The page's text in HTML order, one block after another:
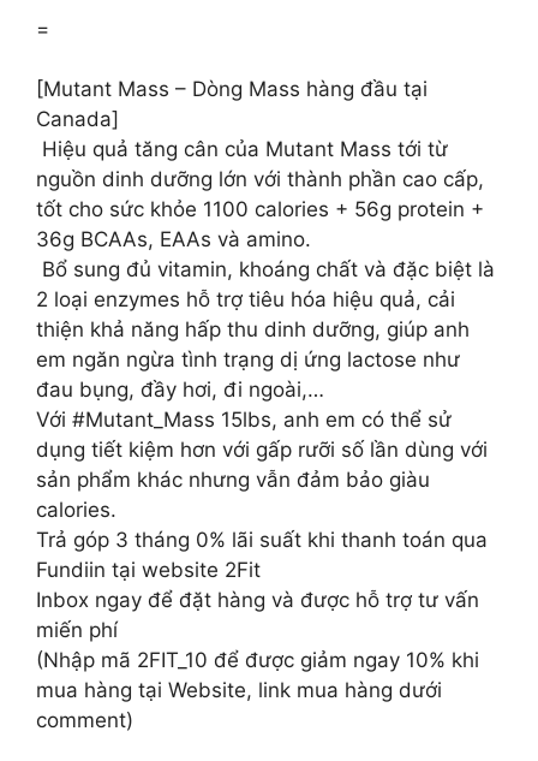
=
[Mutant Mass – Dòng Mass hàng đầu tại
Canada]
️ Hiệu quả tăng cân của Mutant Mass tới từ
nguồn dinh dưỡng lớn với thành phần cao cấp,
tốt cho sức khỏe 1100 calories + 56g protein +
36g BCAAs, EAAs và amino.
️ Bổ sung đủ vitamin, khoáng chất và đặc biệt là
2 loại enzymes hỗ trợ tiêu hóa hiệu quả, cải
thiện khả năng hấp thu dinh dưỡng, giúp anh
em ngăn ngừa tình trạng dị ứng lactose như
đau bụng, đầy hơi, đi ngoài,…
Với #Mutant_Mass 15lbs, anh em có thể sử
dụng tiết kiệm hơn với gấp rưỡi số lần dùng với
sản phẩm khác nhưng vẫn đảm bảo giàu
calories.
Trả góp 3 tháng 0% lãi suất khi thanh toán qua
Fundiin tại website 2Fit
Inbox ngay để đặt hàng và được hỗ trợ tư vấn
miến phí
(Nhập mã 2FIT_10 để được giảm ngay 10% khi
mua hàng tại Website, link mua hàng dưới
comment)